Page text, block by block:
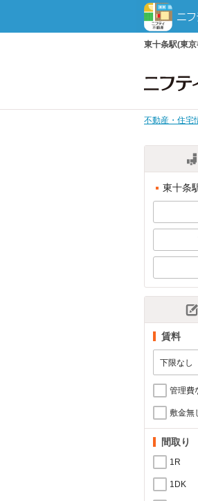
東十条駅(東
不動産・住宅
東十条
賃料
管理費
敷金無
間取り
1R
1DK